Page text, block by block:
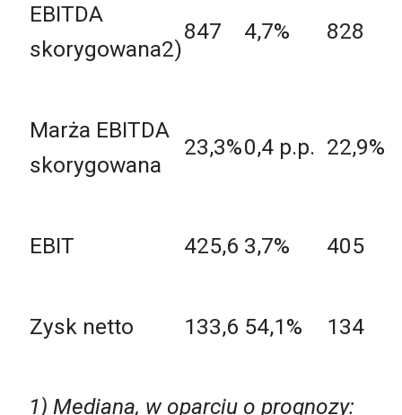
EBITDA
skorygowana2)
847 4,7% 828
Marża EBITDA
skorygowana
23,3%0,4 p.p. 22,9%
EBIT 425,6 3,7% 405
Zysk netto 133,6 54,1% 134
1) Mediana, w oparciu o prognozy: